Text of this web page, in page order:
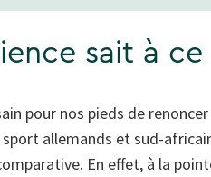
sait à ce
pour nos pieds de
sport allemands et sud-
En effet, à la